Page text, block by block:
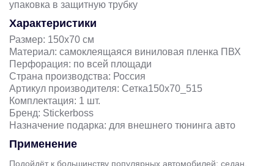
упаковка в защитную трубку
Характеристики
Размер: 150х70 см
Материал: самоклеящаяся виниловая пленка ПВХ
Перфорация: по всей площади
Страна производства: Россия
Артикул производителя: Сетка150х70_515
Комплектация: 1 шт.
Бренд: Stickerboss
Назначение подарка: для внешнего тюнинга авто
Применение
Подойдёт к большинству популярных автомобилей: седан,